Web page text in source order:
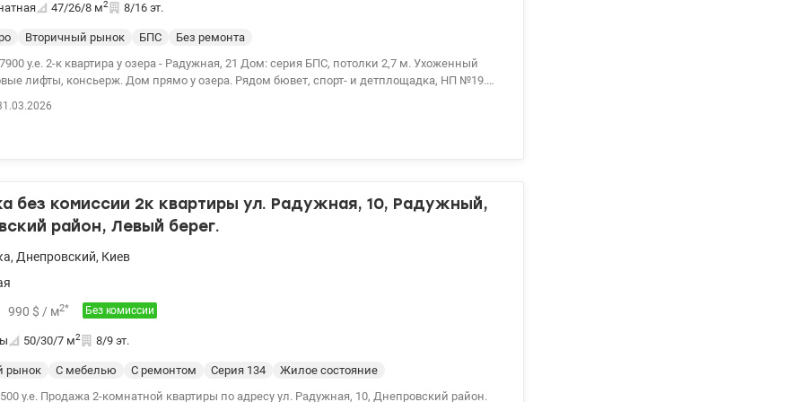
47/26/8 м2 8/16 эт.
Вторичный рынок БПС
Без ремонта
у.е. 2-к квартира у озера - Радужная, 21 Дом: серия БПС, потолки 2,7 м. Ухоженный
лифты, консьерж. Дом прямо у озера. Рядом бювет, спорт- и детплощадка, НП №19.
без комиссии 2к квартиры ул. Радужная, 10, Радужный,
район, Левый берег.
, Днепровский, Киев
990 $ / м2* Без комиссии
50/30/7 м2 8/9 эт.
рынок С мебелью С ремонтом Cерия 134
Жилое состояние
у.е. Продажа 2-комнатной квартиры по адресу ул. Радужная, 10, Днепровский район.